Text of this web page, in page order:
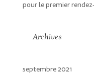
pour le premier
Archives
septembre 2021